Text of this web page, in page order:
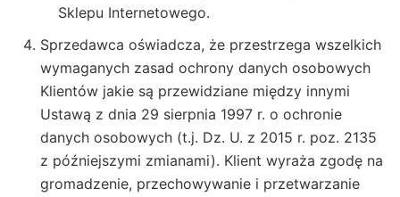
Sklepu Internetowego.
Sprzedawca oświadcza, że przestrzega wszelkich
wymaganych zasad ochrony danych osobowych
Klientów jakie są przewidziane między innymi
Ustawą z dnia 29 sierpnia 1997 r. o ochronie
danych osobowych (t.j. Dz. U. z 2015 r. poz. 2135
z późniejszymi zmianami). Klient wyraża zgodę na
gromadzenie, przechowywanie i przetwarzanie